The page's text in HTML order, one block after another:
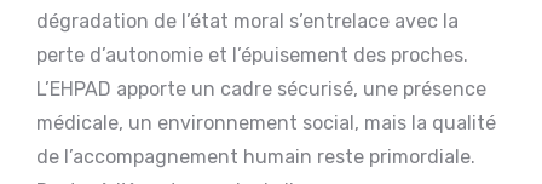
dégradation de l’état moral s’entrelace avec la
perte d’autonomie et l’épuisement des proches.
L’EHPAD apporte un cadre sécurisé, une présence
médicale, un environnement social, mais la qualité
de l’accompagnement humain reste primordiale.